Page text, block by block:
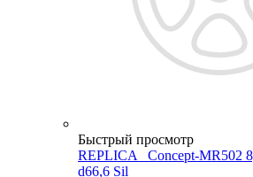
Быстрый просмотр
REPLICA _Concept-MR502
d66,6 Sil